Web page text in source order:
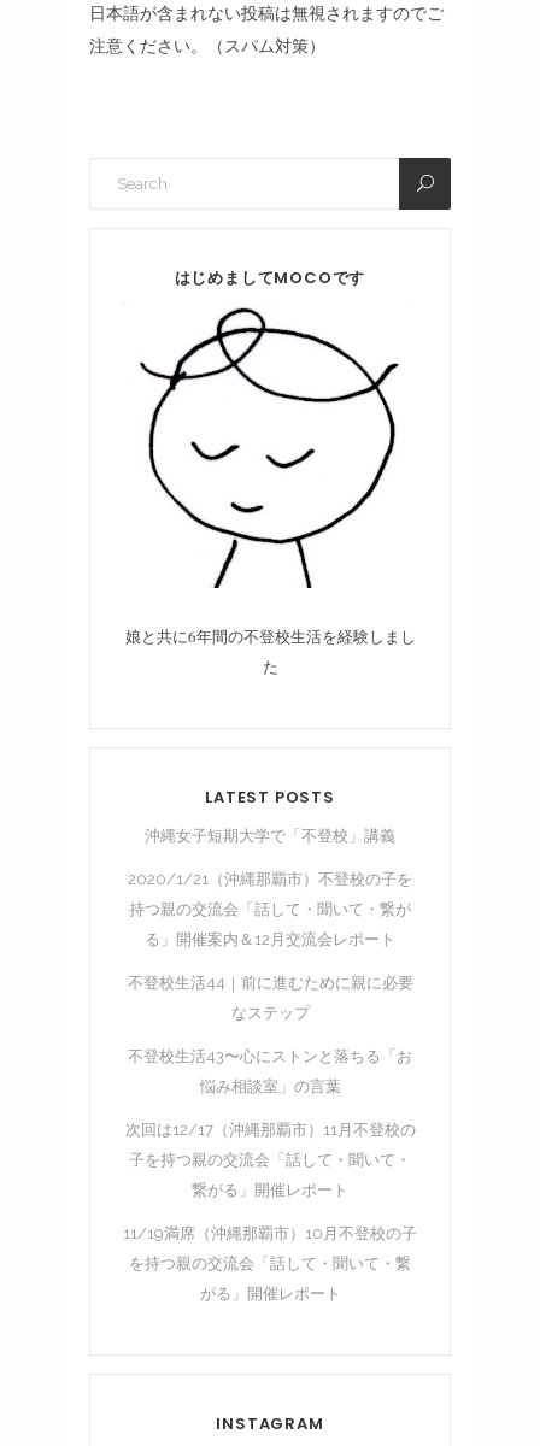
日本語が含まれない投稿は無視されますのでご
注意ください。（スパム対策）
はじめましてMOCOです
娘と共に6年間の不登校生活を経験しまし
た
LATEST POSTS
沖縄女子短期大学で「不登校」講義
2020/1/21（沖縄那覇市）不登校の子を
持つ親の交流会「話して・聞いて・繋が
る」開催案内＆12月交流会レポート
不登校生活44｜前に進むために親に必要
なステップ
不登校生活43〜心にストンと落ちる「お
悩み相談室」の言葉
次回は12/17（沖縄那覇市）11月不登校の
子を持つ親の交流会「話して・聞いて・
繋がる」開催レポート
11/19満席（沖縄那覇市）10月不登校の子
を持つ親の交流会「話して・聞いて・繋
がる」開催レポート
INSTAGRAM